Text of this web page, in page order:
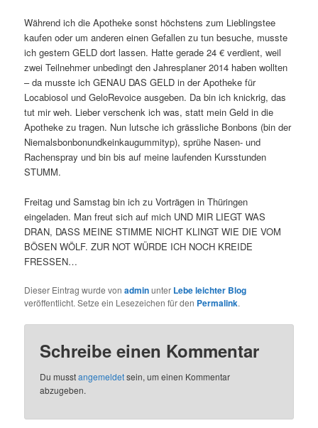
Während ich die Apotheke sonst höchstens zum Lieblingstee
kaufen oder um anderen einen Gefallen zu tun besuche, musste
ich gestern GELD dort lassen. Hatte gerade 24 € verdient, weil
zwei Teilnehmer unbedingt den Jahresplaner 2014 haben wollten
– da musste ich GENAU DAS GELD in der Apotheke für
Locabiosol und GeloRevoice ausgeben. Da bin ich knickrig, das
tut mir weh. Lieber verschenk ich was, statt mein Geld in die
Apotheke zu tragen. Nun lutsche ich grässliche Bonbons (bin der
Niemalsbonbonundkeinkaugummityp), sprühe Nasen- und
Rachenspray und bin bis auf meine laufenden Kursstunden
STUMM.
Freitag und Samstag bin ich zu Vorträgen in Thüringen
eingeladen. Man freut sich auf mich UND MIR LIEGT WAS
DRAN, DASS MEINE STIMME NICHT KLINGT WIE DIE VOM
BÖSEN WÖLF. ZUR NOT WÜRDE ICH NOCH KREIDE
FRESSEN…
Dieser Eintrag wurde vonadminunter Lebe leichter Blog
veröffentlicht. Setze ein Lesezeichen für den Permalink.
Schreibe einen Kommentar
Du musstangemeldetsein, um einen Kommentar
abzugeben.